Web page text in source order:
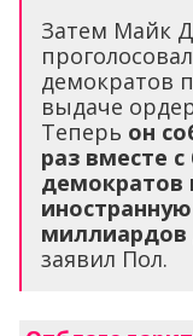
Затем Майк
демократов
выдаче
Теперь он
раз вместе
демократов
миллиардов
заявил Пол.